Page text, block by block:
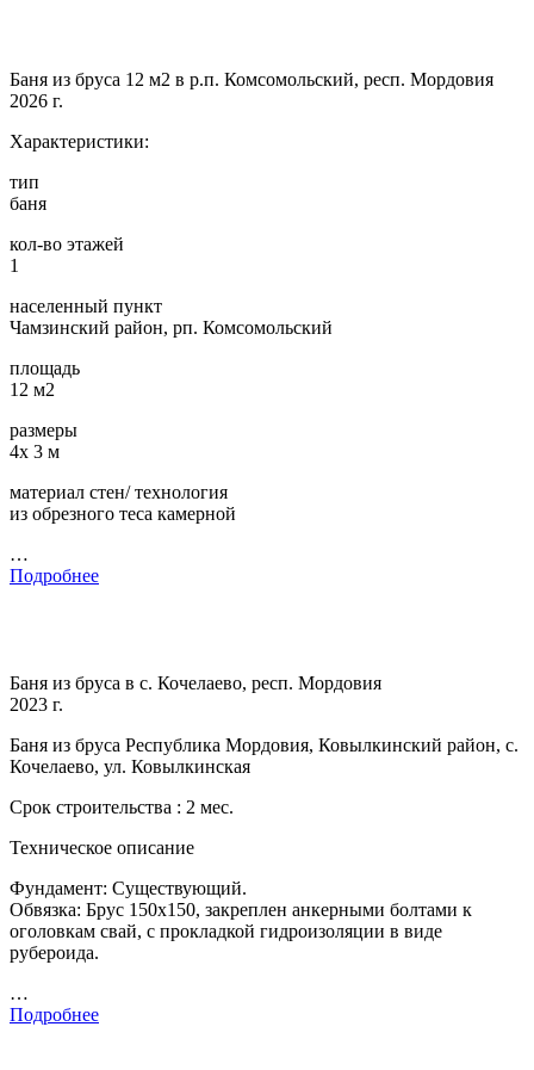
Баня из бруса 12 м2 в р.п. Комсомольский, респ. Мордовия
2026 г.
Характеристики:
тип
баня
кол-во этажей
1
населенный пункт
Чамзинский район, рп. Комсомольский
площадь
12 м2
размеры
4х 3 м
материал стен/ технология
из обрезного теса камерной
…
Подробнее
Баня из бруса в с. Кочелаево, респ. Мордовия
2023 г.
Баня из бруса Республика Мордовия, Ковылкинский район, с.
Кочелаево, ул. Ковылкинская
Срок строительства : 2 мес.
Техническое описание
Фундамент: Существующий.
Обвязка: Брус 150х150, закреплен анкерными болтами к
оголовкам свай, с прокладкой гидроизоляции в виде
рубероида.
…
Подробнее